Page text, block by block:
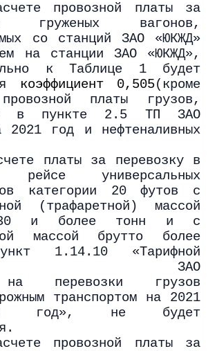
провозной платы за
груженых вагонов,
со станций ЗАО «ЮКЖД»
на станции ЗАО «ЮКЖД»,
к Таблице 1 будет
коэффициент 0,505(кроме
платы грузов,
в пункте 2.5 ТП ЗАО
2021 год и нефтеналивных
платы за перевозку в
рейсе универсальных
категории 20 футов с
(трафаретной) массой
30 и более тонн и с
массой брутто более
1.14.10 «Тарифной
ЗАО
перевозки грузов
транспортом на 2021
год», не будет
провозной платы за